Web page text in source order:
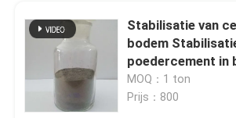
Stabilisatie van
bodem
poedercement in
MOQ：1 ton
Prijs：800